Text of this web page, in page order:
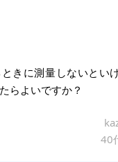
40
きに測量しないとい
らよいですか？